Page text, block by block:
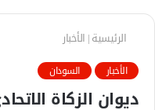
الرئيسية| الأخبار
الأخبار السودان